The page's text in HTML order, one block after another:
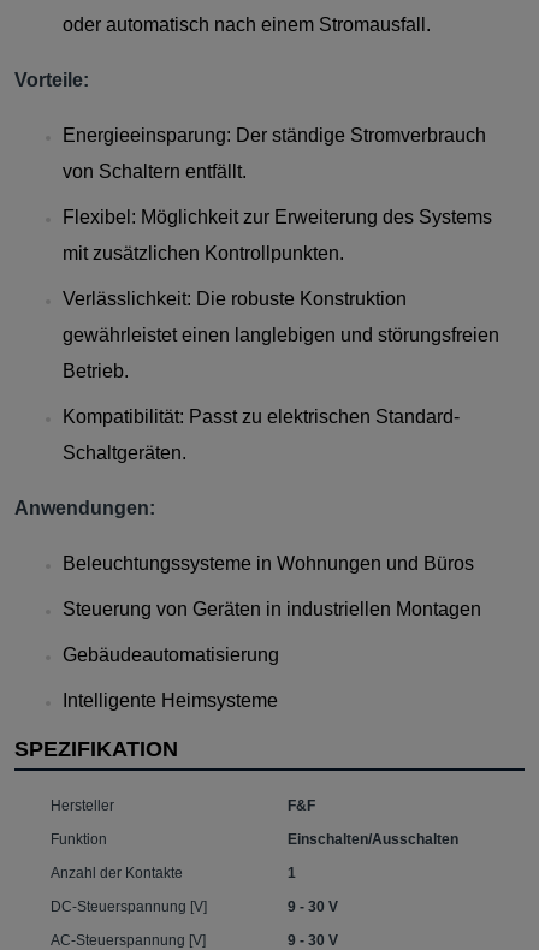
oder automatisch nach einem Stromausfall.
Vorteile:
Energieeinsparung: Der ständige Stromverbrauch
von Schaltern entfällt.
Flexibel: Möglichkeit zur Erweiterung des Systems
mit zusätzlichen Kontrollpunkten.
Verlässlichkeit: Die robuste Konstruktion
gewährleistet einen langlebigen und störungsfreien
Betrieb.
Kompatibilität: Passt zu elektrischen Standard-
Schaltgeräten.
Anwendungen:
Beleuchtungssysteme in Wohnungen und Büros
Steuerung von Geräten in industriellen Montagen
Gebäudeautomatisierung
Intelligente Heimsysteme
SPEZIFIKATION
Hersteller
F&F
Funktion
Einschalten/Ausschalten
Anzahl der Kontakte
1
DC-Steuerspannung [V]
9 - 30 V
AC-Steuerspannung [V]
9 - 30 V